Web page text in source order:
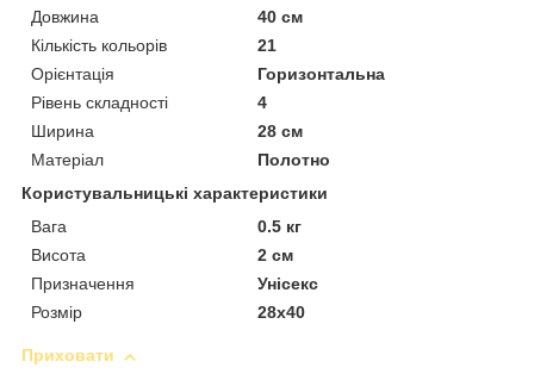
Довжина
40 см
Кількість кольорів
21
Орієнтація
Горизонтальна
Рівень складності
4
Ширина
28 см
Матеріал
Полотно
Користувальницькі характеристики
Вага
0.5 кг
Висота
2 см
Призначення
Унісекс
Розмір
28х40
Приховати